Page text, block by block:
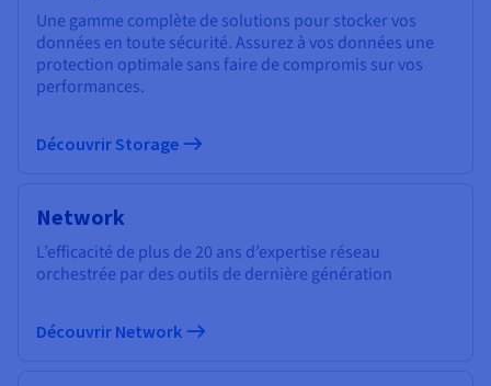
Une gamme complète de solutions pour stocker vos
données en toute sécurité. Assurez à vos données une
protection optimale sans faire de compromis sur vos
performances.
Découvrir Storage
Network
L’efficacité de plus de 20 ans d’expertise réseau
orchestrée par des outils de dernière génération
Découvrir Network